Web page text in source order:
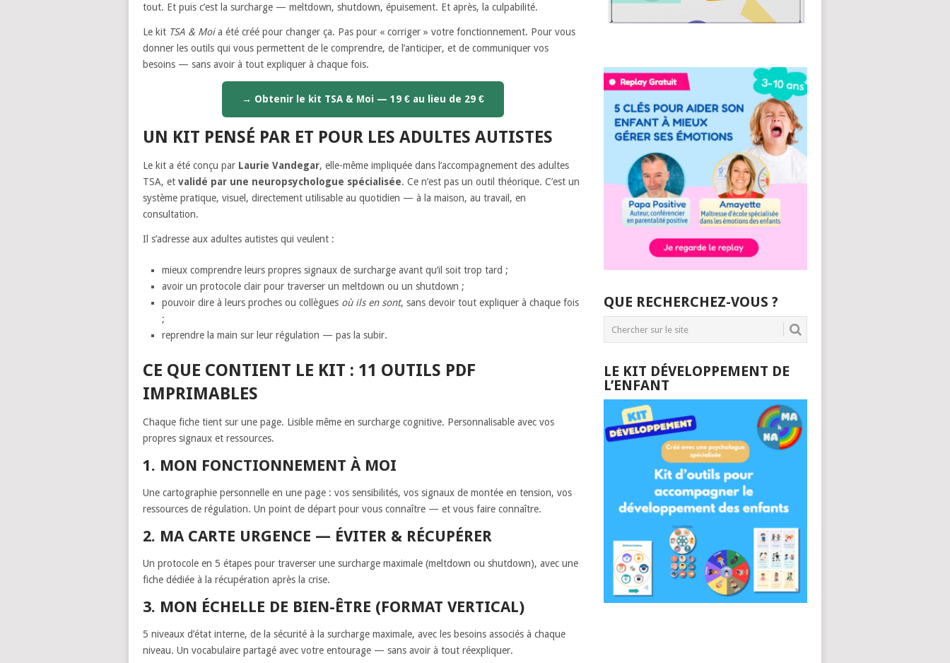
tout. Et puis c’est la surcharge — meltdown, shutdown, épuisement. Et après, la culpabilité.
Le kit TSA & Moia été créé pour changer ça. Pas pour « corriger » votre fonctionnement. Pour vous
donner les outils qui vous permettent de le comprendre, de l’anticiper, et de communiquer vos
besoins — sans avoir à tout expliquer à chaque fois.
→ Obtenir le kit TSA & Moi — 19 € au lieu de 29 €
UN KIT PENSÉ PAR ET POUR LES ADULTES AUTISTES
Le kit a été conçu par Laurie Vandegar, elle-même impliquée dans l’accompagnement des adultes
TSA, et validé par une neuropsychologue spécialisée. Ce n’est pas un outil théorique. C’est un
système pratique, visuel, directement utilisable au quotidien — à la maison, au travail, en
consultation.
Il s’adresse aux adultes autistes qui veulent :
mieux comprendre leurs propres signaux de surcharge avant qu’il soit trop tard ;
avoir un protocole clair pour traverser un meltdown ou un shutdown ;
pouvoir dire à leurs proches ou collègues où ils en sont, sans devoir tout expliquer à chaque fois
;
reprendre la main sur leur régulation — pas la subir.
CE QUE CONTIENT LE KIT : 11 OUTILS PDF
IMPRIMABLES
Chaque fiche tient sur une page. Lisible même en surcharge cognitive. Personnalisable avec vos
propres signaux et ressources.
1. MON FONCTIONNEMENT À MOI
Une cartographie personnelle en une page : vos sensibilités, vos signaux de montée en tension, vos
ressources de régulation. Un point de départ pour vous connaître — et vous faire connaître.
2. MA CARTE URGENCE — ÉVITER & RÉCUPÉRER
Un protocole en 5 étapes pour traverser une surcharge maximale (meltdown ou shutdown), avec une
fiche dédiée à la récupération après la crise.
3. MON ÉCHELLE DE BIEN-ÊTRE (FORMAT VERTICAL)
5 niveaux d’état interne, de la sécurité à la surcharge maximale, avec les besoins associés à chaque
niveau. Un vocabulaire partagé avec votre entourage — sans avoir à tout réexpliquer.
QUE RECHERCHEZ-VOUS ?
LE KIT DÉVELOPPEMENT DE
L’ENFANT